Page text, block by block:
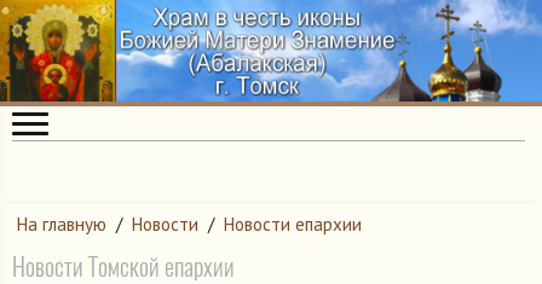
На главную / Новости / Новости епархии
Новости Томской епархии